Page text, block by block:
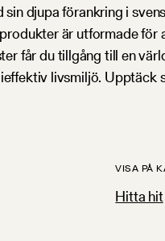
djupa förankring i
är utformade för
får du tillgång till en
livsmiljö. Upptäck
VISA PÅ
Hitta hit